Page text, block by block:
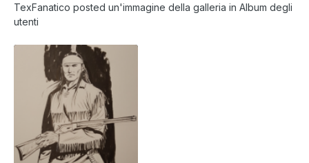
TexFanatico posted un'immagine della galleria in Album degli
utenti